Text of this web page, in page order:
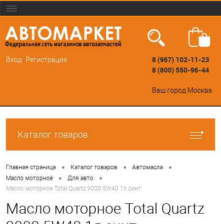
Вход Регистрация
8 (967) 102-11-23
8 (800) 550-96-44
Ваш город Москва
Каталог товаров
Главная страница • Каталог товаров • Автомасла •
Масло моторное • Для авто •
Масло моторное Total Quartz 9000 5W40 1л синт.
Масло моторное Total Quartz